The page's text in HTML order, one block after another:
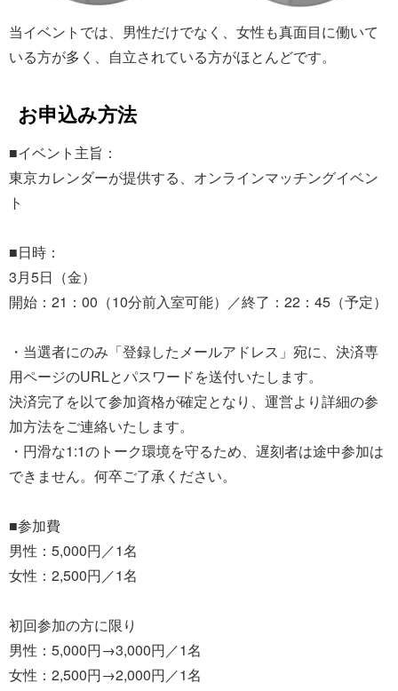
当イベントでは、男性だけでなく、女性も真面目に働いて
いる方が多く、自立されている方がほとんどです。
お申込み方法
■イベント主旨：
東京カレンダーが提供する、オンラインマッチングイベン
ト
■日時：
3月5日（金）
開始：21：00（10分前入室可能）／終了：22：45（予定）
・当選者にのみ「登録したメールアドレス」宛に、決済専
用ページのURLとパスワードを送付いたします。
決済完了を以て参加資格が確定となり、運営より詳細の参
加方法をご連絡いたします。
・円滑な1:1のトーク環境を守るため、遅刻者は途中参加は
できません。何卒ご了承ください。
■参加費
男性：5,000円／1名
女性：2,500円／1名
初回参加の方に限り
男性：5,000円→3,000円／1名
女性：2,500円→2,000円／1名